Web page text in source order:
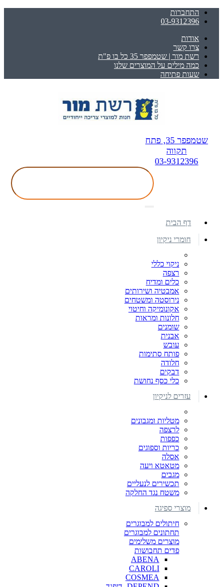
התחברות
03-9312396
אודות
צרו קשר
רשת מור | שטמפפר 35 כל בו פ"ת
כמה מילים על המוצרים שלנו
שעות פתיחה
שטמפפר 35, פתח
תקווה
03-9312396
דף הבית
חומרי ניקיון
ניקוי כללי
רצפה
כלים ומדיח
אמבטיה ושירותים
נירוסטה ומשטחים
אקונומיקה וחיטוי
חלונות ומראות
שומנים
אבנית
עובש
פותח סתימות
חלודה
דבקים
כלי כסף נחושת
עזרים לניקיון
מטליות ומגבונים
לרצפה
כפפות
כריות וספוגים
אסלה
מטאטא ויעה
מגבים
תכשירים לנעליים
משטח נגד החלקה
מוצרי ספיגה
חיתולים למבוגרים
תחתונים למבוגרים
מוצרים משלימים
פדים תחבושות
ABENA
CAROLI
COSMEA